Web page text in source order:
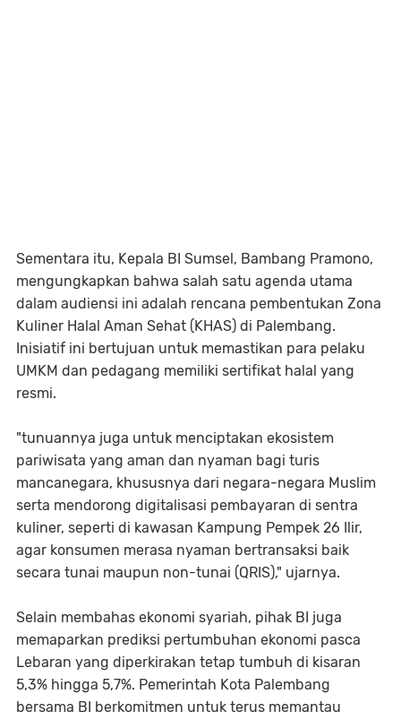
Sementara itu, ​Kepala BI Sumsel, Bambang Pramono,
mengungkapkan bahwa salah satu agenda utama
dalam audiensi ini adalah rencana pembentukan Zona
Kuliner Halal Aman Sehat (KHAS) di Palembang.
Inisiatif ini bertujuan untuk memastikan para pelaku
UMKM dan pedagang memiliki sertifikat halal yang
resmi.
"tunuannya juga untuk menciptakan ekosistem
pariwisata yang aman dan nyaman bagi turis
mancanegara, khususnya dari negara-negara Muslim
serta mendorong digitalisasi pembayaran di sentra
kuliner, seperti di kawasan Kampung Pempek 26 Ilir,
agar konsumen merasa nyaman bertransaksi baik
secara tunai maupun non-tunai (QRIS)," ujarnya.
​Selain membahas ekonomi syariah, pihak BI juga
memaparkan prediksi pertumbuhan ekonomi pasca
Lebaran yang diperkirakan tetap tumbuh di kisaran
5,3% hingga 5,7%. Pemerintah Kota Palembang
bersama BI berkomitmen untuk terus memantau